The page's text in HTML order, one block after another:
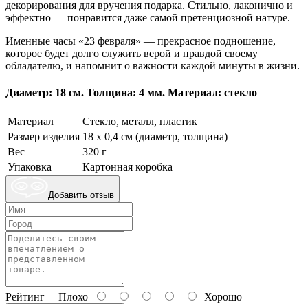
декорирования для вручения подарка. Стильно, лаконично и
эффектно — понравится даже самой претенциозной натуре.
Именные часы «23 февраля» — прекрасное подношение,
которое будет долго служить верой и правдой своему
обладателю, и напомнит о важности каждой минуты в жизни.
Диаметр: 18 см. Толщина: 4 мм. Материал: стекло
Материал
Стекло, металл, пластик
Размер изделия 18 x 0,4 см (диаметр, толщина)
Вес
320 г
Упаковка
Картонная коробка
Добавить отзыв
Рейтинг Плохо Хорошо